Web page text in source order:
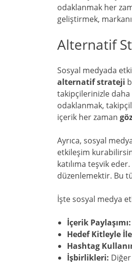
odaklanmak her
geliştirmek,
Alternatif
Sosyal medyada
alternatif strateji
takipçilerinizle daha
odaklanmak,
içerik her zaman
Ayrıca, sosyal
etkileşim
katılıma teşvik
düzenlemektir. Bu
İşte sosyal medya
İçerik Paylaşımı:
Hedef Kitleyle
Hashtag
İşbirlikleri: